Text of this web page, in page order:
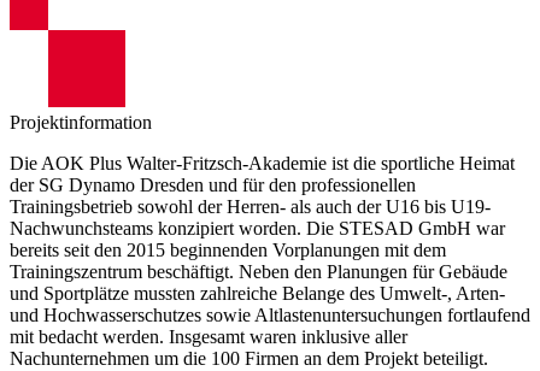
Projektinformation
Die AOK Plus Walter-Fritzsch-Akademie ist die sportliche Heimat
der SG Dynamo Dresden und für den professionellen
Trainingsbetrieb sowohl der Herren- als auch der U16 bis U19-
Nachwunchsteams konzipiert worden. Die STESAD GmbH war
bereits seit den 2015 beginnenden Vorplanungen mit dem
Trainingszentrum beschäftigt. Neben den Planungen für Gebäude
und Sportplätze mussten zahlreiche Belange des Umwelt-, Arten-
und Hochwasserschutzes sowie Altlastenuntersuchungen fortlaufend
mit bedacht werden. Insgesamt waren inklusive aller
Nachunternehmen um die 100 Firmen an dem Projekt beteiligt.